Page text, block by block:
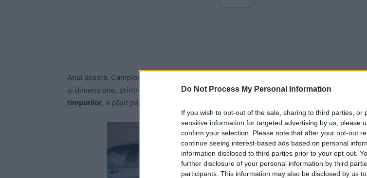
Do Not Process My Personal Information
If you wish to opt-out of the sale, sharing to third parties, or
sensitive information for targeted advertising by us, please
confirm your selection. Please note that after your opt-out
continue seeing interest-based ads based on personal
information disclosed to third parties prior to your opt-out.
further disclosure of your personal information by third
participants. This information may also be disclosed by us
Anul acesta, Campionatul Național de Skandenberg al României a strălucit, dincolo de
și dimensiune, printr-o prezență spectaculoasă.John Brzenk,cel mai mare
timpurilor, a pășit pe scena evenimentului, dând ediției a 15 -a valoare de document